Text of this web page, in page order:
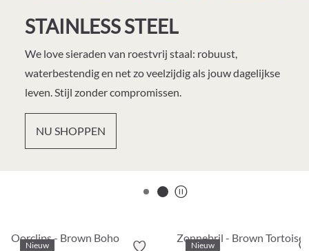
start/stop
STAINLESS STEEL
We love sieraden van roestvrij staal: robuust,
waterbestendig en net zo veelzijdig als jouw dagelijkse
leven. Stijl zonder compromissen.
NU SHOPPEN
Nieuw
Oorclips - Brown Boho
Nieuw
Zonnebril - Brown Tortoise